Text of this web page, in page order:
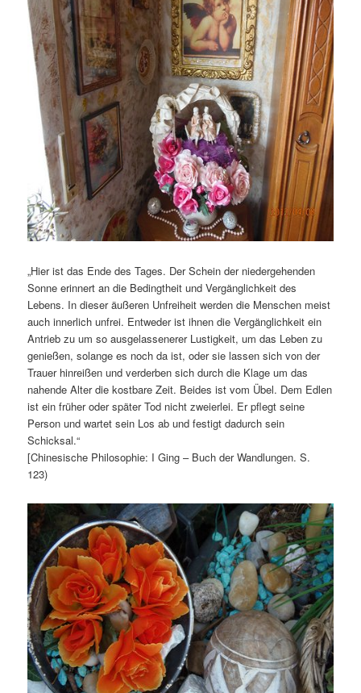
„Hier ist das Ende des Tages. Der Schein der niedergehenden
Sonne erinnert an die Bedingtheit und Vergänglichkeit des
Lebens. In dieser äußeren Unfreiheit werden die Menschen meist
auch innerlich unfrei. Entweder ist ihnen die Vergänglichkeit ein
Antrieb zu um so ausgelassenerer Lustigkeit, um das Leben zu
genießen, solange es noch da ist, oder sie lassen sich von der
Trauer hinreißen und verderben sich durch die Klage um das
nahende Alter die kostbare Zeit. Beides ist vom Übel. Dem Edlen
ist ein früher oder später Tod nicht zweierlei. Er pflegt seine
Person und wartet sein Los ab und festigt dadurch sein
Schicksal.“
[Chinesische Philosophie: I Ging – Buch der Wandlungen. S.
123)